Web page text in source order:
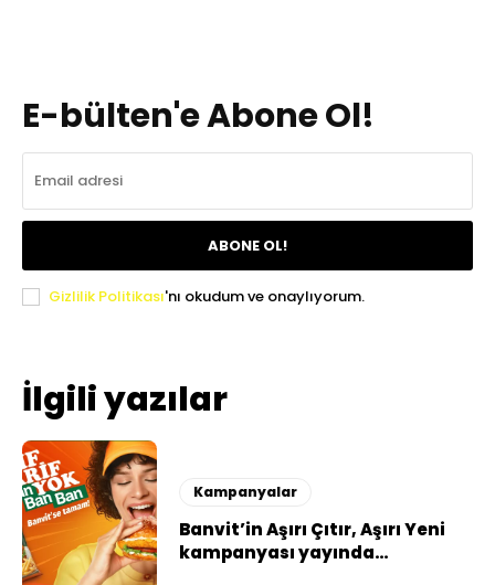
E-bülten'e Abone Ol!
ABONE OL!
Gizlilik Politikası'nı okudum ve onaylıyorum.
İlgili yazılar
Kampanyalar
Banvit’in Aşırı Çıtır, Aşırı Yeni
kampanyası yayında…